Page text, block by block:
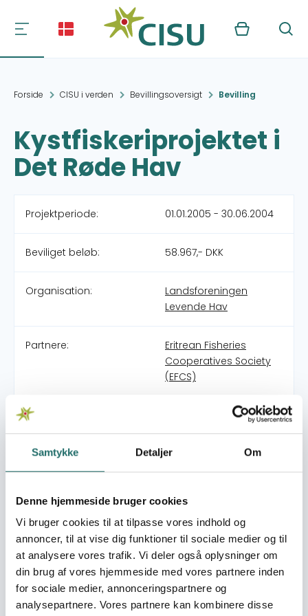
Samtykke Detaljer Om
Denne hjemmeside bruger cookies
Vi bruger cookies til at tilpasse vores indhold og
annoncer, til at vise dig funktioner til sociale medier og til
at analysere vores trafik. Vi deler også oplysninger om
din brug af vores hjemmeside med vores partnere inden
for sociale medier, annonceringspartnere og
analysepartnere. Vores partnere kan kombinere disse
Kurv Søg
Forside CISU i verden Bevillingsoversigt Bevilling
Kystfiskeriprojektet i
Det Røde Hav
Projektperiode: 01.01.2005 - 30.06.2004
Beviliget beløb: 58.967,- DKK
Organisation:
Landsforeningen
Levende Hav
Partnere:
Eritrean Fisheries
Cooperatives Society
(EFCS)
Pulje: Civilsamfundspuljen
Indsatsområde:
Afsluttende
projektformulering
Indsatser foregår i: Eritrea
Resume
I Danmark, Europa ja over hele verden er kystfiskeriet
under pres. Kystfiskeriet forsvinder og de marine
ressourcer overtages at de store moderne fartøjer, også